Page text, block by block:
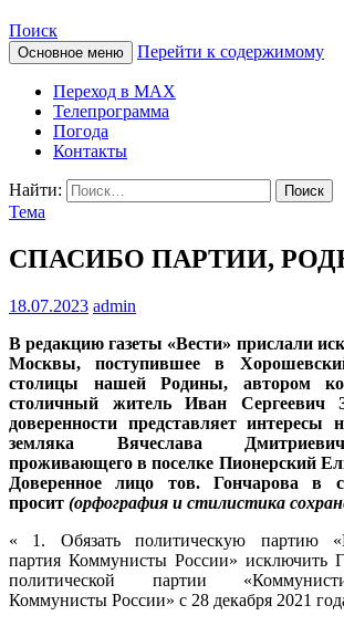
КАМЧАТСКОЕ
АГЕНТСТВО (КИА
«ВЕСТИ»)
Поиск
Основное меню Перейти к содержимому
Переход в MAX
Телепрограмма
Погода
Контакты
Найти:
Тема
СПАСИБО ПАРТИИ,
18.07.2023 admin
В редакцию газеты «Вести» прислали
Москвы, поступившее в
столицы нашей Родины, автором
столичный житель Иван Сергеевич
доверенности представляет интересы
земляка Вячеслава
проживающего в поселке Пионерский
Доверенное лицо тов. Гончарова в
просит (орфография и стилистика
« 1. Обязать политическую партию
партия Коммунисты России» исключить
политической партии
Коммунисты России» с 28 декабря 2021